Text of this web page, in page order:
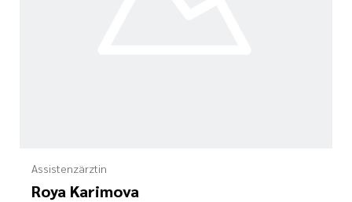
Assistenzärztin
Roya Karimova